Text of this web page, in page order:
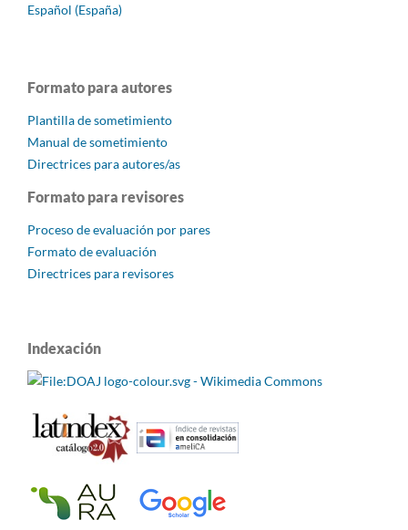
Español (España)
Formato para autores
Plantilla de sometimiento
Manual de sometimiento
Directrices para autores/as
Formato para revisores
Proceso de evaluación por pares
Formato de evaluación
Directrices para revisores
Indexación